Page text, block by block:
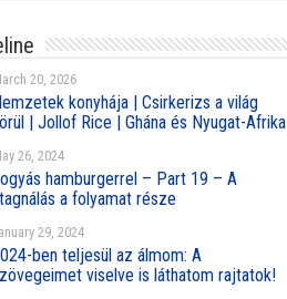
20, 2026
konyhája | Csirkerizs a világ
| Jollof Rice | Ghána és Nyugat-Afrika
26, 2024
hamburgerrel – Part 19 – A
a folyamat része
29, 2024
ben teljesül az álmom: A
viselve is láthatom rajtatok!